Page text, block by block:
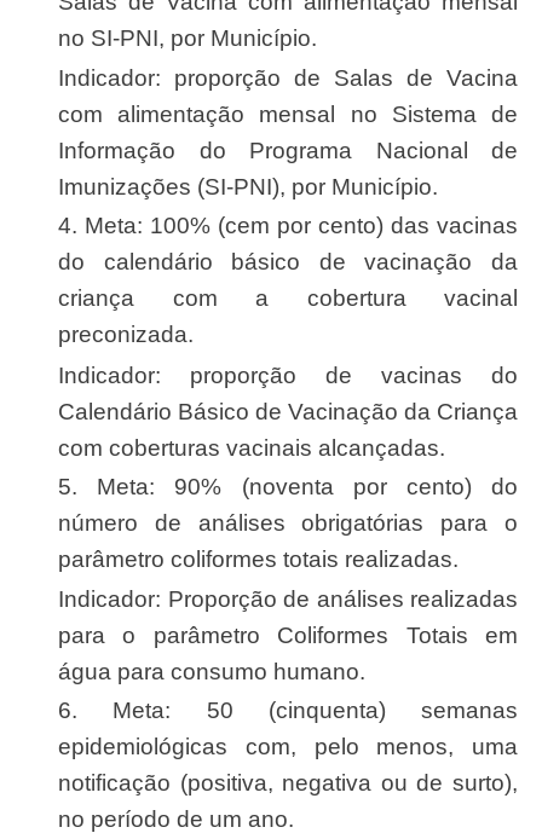
no SI-PNI, por Município.
Indicador: proporção de Salas de Vacina
com alimentação mensal no Sistema de
Informação do Programa Nacional de
Imunizações (SI-PNI), por Município.
4. Meta: 100% (cem por cento) das vacinas
do calendário básico de vacinação da
criança com a cobertura vacinal
preconizada.
Indicador: proporção de vacinas do
Calendário Básico de Vacinação da Criança
com coberturas vacinais alcançadas.
5. Meta: 90% (noventa por cento) do
número de análises obrigatórias para o
parâmetro coliformes totais realizadas.
Indicador: Proporção de análises realizadas
para o parâmetro Coliformes Totais em
água para consumo humano.
6. Meta: 50 (cinquenta) semanas
epidemiológicas com, pelo menos, uma
notificação (positiva, negativa ou de surto),
no período de um ano.